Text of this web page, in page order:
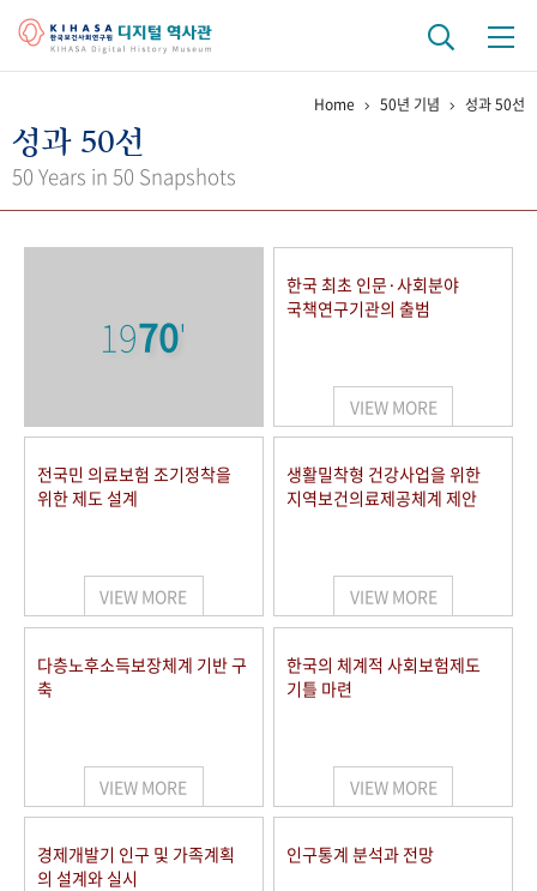
걸어온 길 기관 변천사
키워드로 보는 연구 역사
연구자들
사진 아카이브 문서 기록물 행정박물 영상 기록물
50+1 주년 기념
세계와 함께 한 KIHASA
VR 역사관
Home 50년 기념 성과 50선
성과 50선
50 Years in 50 Snapshots
1970'
한국 최초 인문·사회분야
국책연구기관의 출범
VIEW MORE
전국민 의료보험 조기정착을
위한 제도 설계
VIEW MORE
생활밀착형 건강사업을 위한
지역보건의료제공체계 제안
VIEW MORE
다층노후소득보장체계 기반 구
축
VIEW MORE
한국의 체계적 사회보험제도
기틀 마련
VIEW MORE
경제개발기 인구 및 가족계획
의 설계와 실시
인구통계 분석과 전망